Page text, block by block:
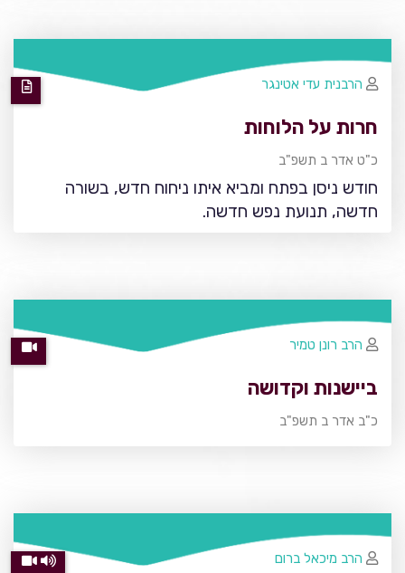
חרות על הלוחות
כ"ט אדר ב תשפ"ב
חודש ניסן בפתח ומביא איתו ניחוח חדש, בשורה
חדשה, תנועת נפש חדשה.
הרבנית עדי אטינגר
ביישנות וקדושה
כ"ב אדר ב תשפ"ב
הרב רונן טמיר
הרב מיכאל ברום